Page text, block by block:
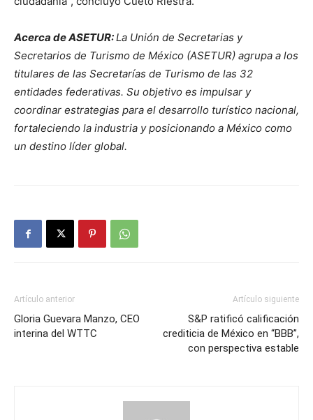
Acerca de ASETUR:La Unión de Secretarias y
Secretarios de Turismo de México (ASETUR) agrupa a los
titulares de las Secretarías de Turismo de las 32
entidades federativas. Su objetivo es impulsar y
coordinar estrategias para el desarrollo turístico nacional,
fortaleciendo la industria y posicionando a México como
un destino líder global.
Artículo anterior
Gloria Guevara Manzo, CEO
interina del WTTC
Artículo siguiente
S&P ratificó calificación
crediticia de México en “BBB”,
con perspectiva estable